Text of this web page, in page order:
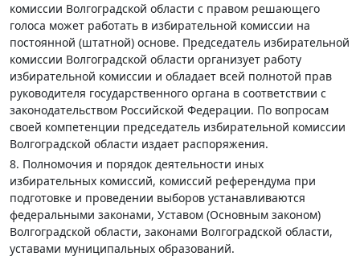
комиссии Волгоградской области с правом решающего
голоса может работать в избирательной комиссии на
постоянной (штатной) основе. Председатель избирательной
комиссии Волгоградской области организует работу
избирательной комиссии и обладает всей полнотой прав
руководителя государственного органа в соответствии с
законодательством Российской Федерации. По вопросам
своей компетенции председатель избирательной комиссии
Волгоградской области издает распоряжения.
8. Полномочия и порядок деятельности иных
избирательных комиссий, комиссий референдума при
подготовке и проведении выборов устанавливаются
федеральными законами, Уставом (Основным законом)
Волгоградской области, законами Волгоградской области,
уставами муниципальных образований.